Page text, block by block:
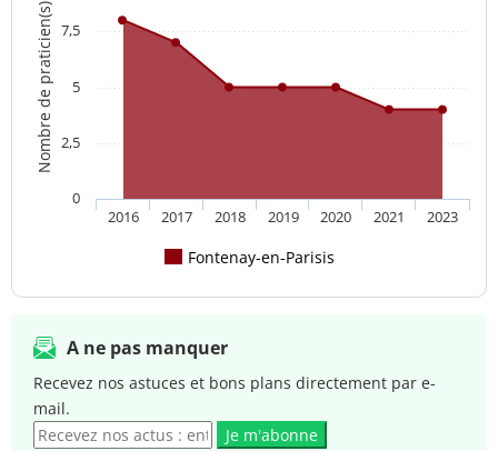
Nombre de praticien(s)
Fontenay-en-Parisis
2016 2017 2018 2019 2020 2021 2023
0
2,5
5
7,5
A ne pas manquer
Recevez nos astuces et bons plans directement par e-
mail.
Je m'abonne